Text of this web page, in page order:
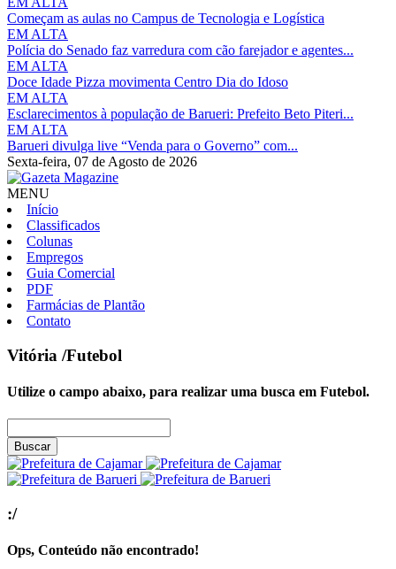
Começam as aulas no Campus de Tecnologia e Logística
EM ALTA
Polícia do Senado faz varredura com cão farejador e agentes...
EM ALTA
Doce Idade Pizza movimenta Centro Dia do Idoso
EM ALTA
Esclarecimentos à população de Barueri: Prefeito Beto Piteri...
EM ALTA
Barueri divulga live “Venda para o Governo” com...
Sexta-feira, 07 de Agosto de 2026
MENU
Início
Classificados
Colunas
Empregos
Guia Comercial
PDF
Farmácias de Plantão
Contato
Vitória /Futebol
Utilize o campo abaixo, para realizar uma busca em Futebol.
Buscar
:/
Ops, Conteúdo não encontrado!